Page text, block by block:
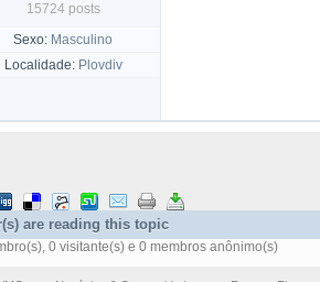
15724 posts
Sexo: Masculino
Localidade: Plovdiv
are reading this topic
0 visitante(s) e 0 membros anônimo(s)